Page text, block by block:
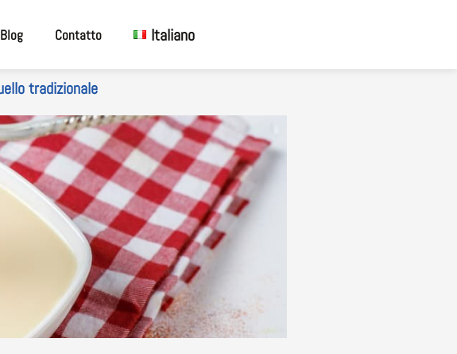
Blog Contatto Italiano
tradizionale